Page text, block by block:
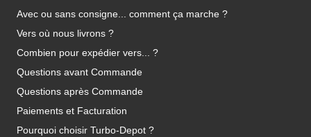
Avec ou sans consigne... comment ça marche ?
Vers où nous livrons ?
Combien pour expédier vers... ?
Questions avant Commande
Questions après Commande
Paiements et Facturation
Pourquoi choisir Turbo-Depot ?